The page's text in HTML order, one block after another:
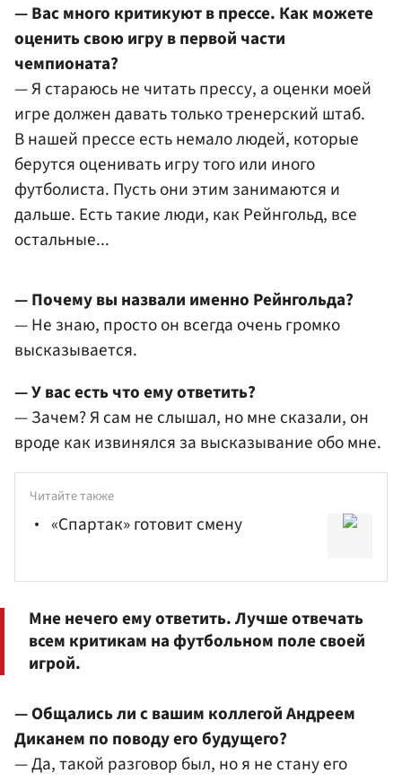
— Вас много критикуют в прессе. Как можете
оценить свою игру в первой части
чемпионата?
— Я стараюсь не читать прессу, а оценки моей
игре должен давать только тренерский штаб.
В нашей прессе есть немало людей, которые
берутся оценивать игру того или иного
футболиста. Пусть они этим занимаются и
дальше. Есть такие люди, как Рейнгольд, все
остальные...
— Почему вы назвали именно Рейнгольда?
— Не знаю, просто он всегда очень громко
высказывается.
— У вас есть что ему ответить?
— Зачем? Я сам не слышал, но мне сказали, он
вроде как извинялся за высказывание обо мне.
Читайте также
«Спартак» готовит смену
Мне нечего ему ответить. Лучше отвечать
всем критикам на футбольном поле своей
игрой.
— Общались ли с вашим коллегой Андреем
Диканем по поводу его будущего?
— Да, такой разговор был, но я не стану его